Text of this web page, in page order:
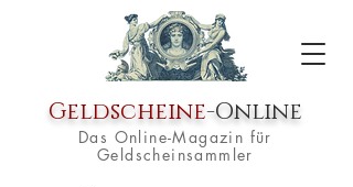
Geldscheine-Online
Das Online-Magazin für
Geldscheinsammler